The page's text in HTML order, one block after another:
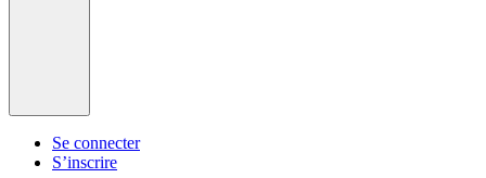
Se connecter
S’inscrire